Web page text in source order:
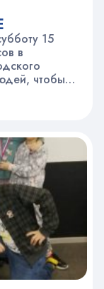
15
в
чтобы
В